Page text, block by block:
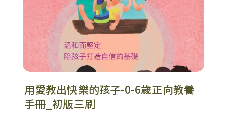
用愛教出快樂的孩子-0-6歲正向教養
手冊_初版三刷